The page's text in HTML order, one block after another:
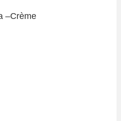
–Crème